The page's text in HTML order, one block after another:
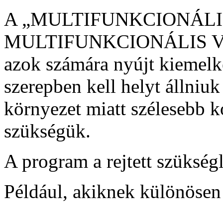
A
MULTIFUNKCIONÁLIS
azok számára nyújt
szerepben kell helyt
környezet miatt szélesebb
szükségük.
A program a rejtett
Például, akiknek